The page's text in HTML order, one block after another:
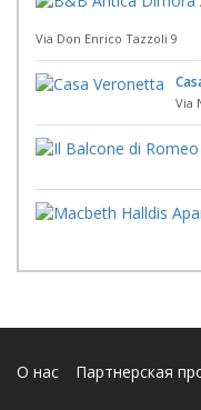
Via Don Enrico Tazzoli 9
Via
О нас Партнерская